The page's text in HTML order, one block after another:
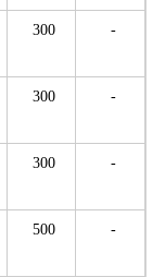
300 -
300 -
300 -
500 -